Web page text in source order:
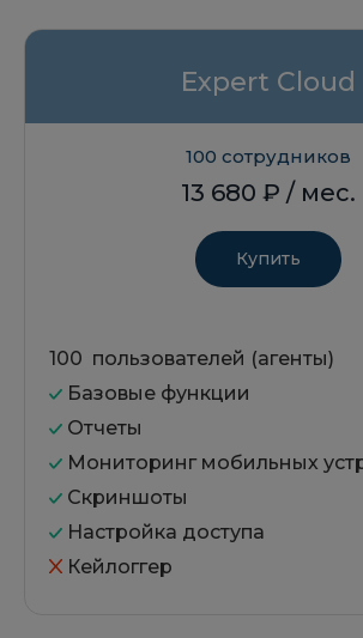
Expert Cloud
100 сотрудников
13 680 ₽ / мес.
Купить
100 пользователей (агенты)
Базовые функции
Отчеты
Мониторинг мобильных
Скриншоты
Настройка доступа
Кейлоггер